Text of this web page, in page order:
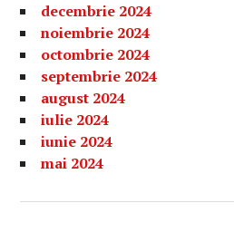
decembrie 2024
noiembrie 2024
octombrie 2024
septembrie 2024
august 2024
iulie 2024
iunie 2024
mai 2024